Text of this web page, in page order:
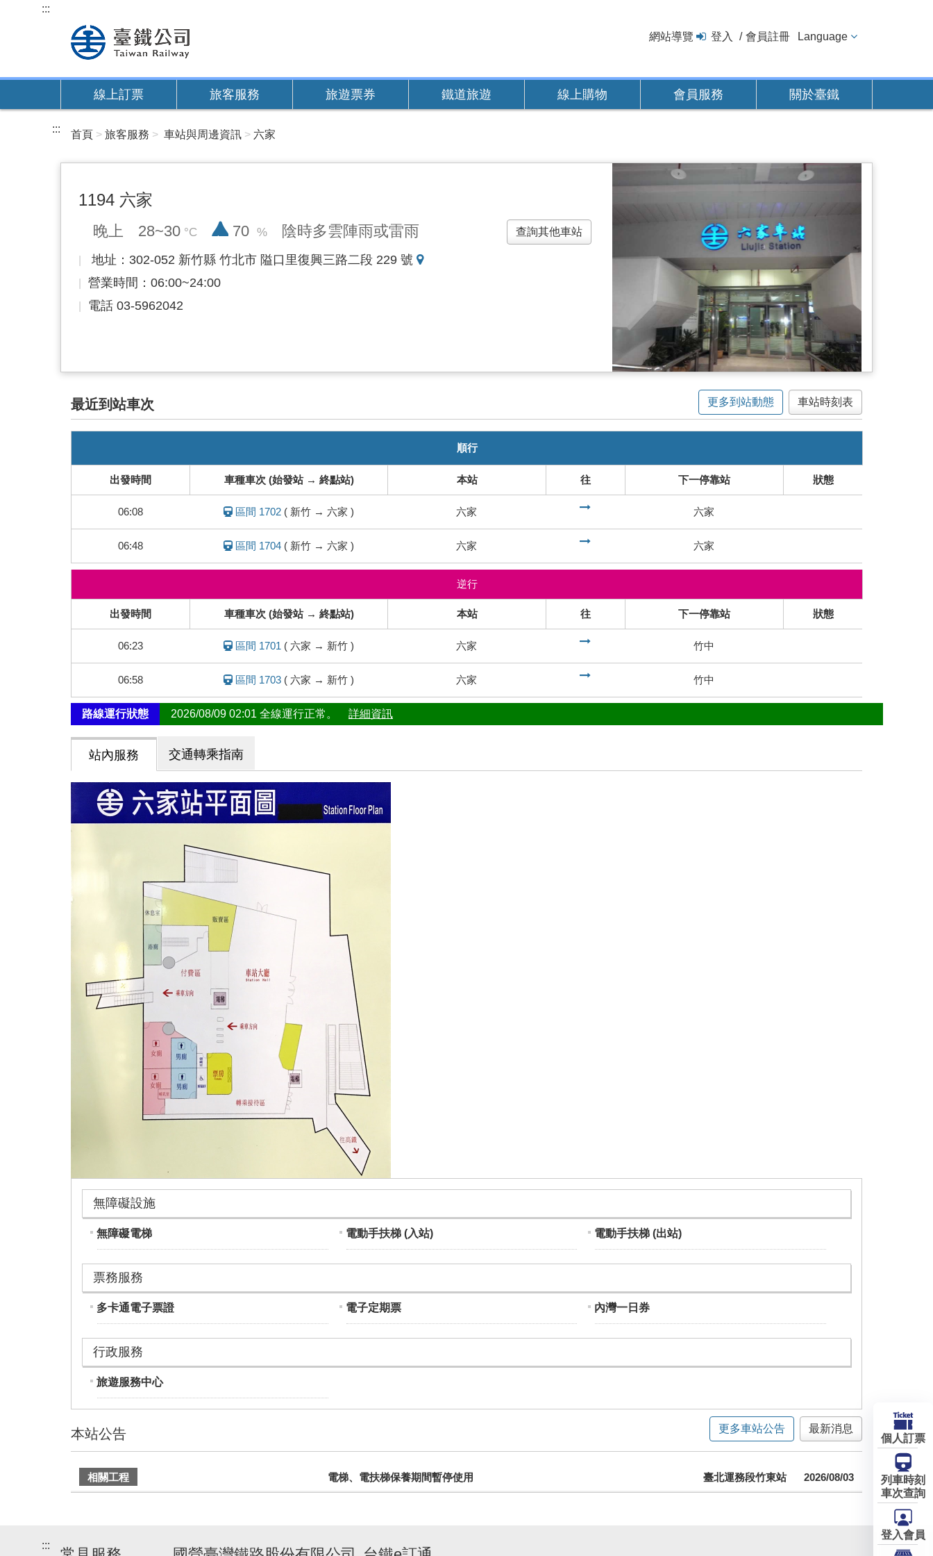
內
:::
網站導覽 登入 會員註冊 Language
線上訂票 旅客服務 旅遊票券 鐵道旅遊 線上購物 會員服務 關於臺鐵
::: 首頁 旅客服務 車站與周邊資訊 六家
1194 六家
查詢其他車站
晚上 28~30 降雨率
70 陰時多雲陣雨或雷雨
地址：302-052 新竹縣 竹北市 隘口里復興三路二段 229 號
營業時間：06:00~24:00
電話 03-5962042
最近到站車次 更多到站動態 車站時刻表
順行
出發時間 車種車次 (始發站 → 終點站) 本站 往 下一停靠站 狀態
06:08 區間 1702 ( 新竹 → 六家 ) 六家 六家
06:48 區間 1704 ( 新竹 → 六家 ) 六家 六家
車
逆行
出發時間 車種車次 (始發站 → 終點站) 本站 往 下一停靠站 狀態
06:23 區間 1701 ( 六家 → 新竹 ) 六家 竹中
06:58 區間 1703 ( 六家 → 新竹 ) 六家 竹中
路線運行狀態 2026/08/09 02:01 全線運行正常。 詳細資訊
站內服務 交通轉乘指南
無障礙設施
無障礙電梯 電動手扶梯 (入站) 電動手扶梯 (出站)
票務服務
多卡通電子票證 電子定期票 內灣一日券
行政服務
旅遊服務中心
本站公告 更多車站公告 最新消息
建
議
次
相關工程 電梯、電扶梯保養期間暫停使用 臺北運務段竹東站 2026/08/03
:::
個人訂票
列車時刻
車次查詢
登入會員